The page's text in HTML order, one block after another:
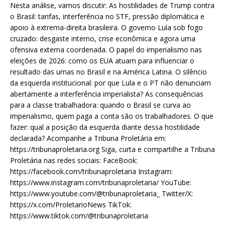
Nesta análise, vamos discutir: As hostilidades de Trump contra
o Brasil: tarifas, interferência no STF, pressão diplomática e
apoio à extrema-direita brasileira. O governo Lula sob fogo
cruzado: desgaste interno, crise econômica e agora uma
ofensiva externa coordenada. O papel do imperialismo nas
eleições de 2026: como os EUA atuam para influenciar o
resultado das urnas no Brasil e na América Latina. O silêncio
da esquerda institucional: por que Lula e o PT não denunciam
abertamente a interferência imperialista? As consequências
para a classe trabalhadora: quando o Brasil se curva ao
imperialismo, quem paga a conta são os trabalhadores. O que
fazer: qual a posição da esquerda diante dessa hostilidade
declarada? Acompanhe a Tribuna Proletária em:
https://tribunaproletaria.org Siga, curta e compartilhe a Tribuna
Proletária nas redes sociais: FaceBook:
https://facebook.com/tribunaproletaria Instagram:
https://www.instagram.com/tribunaproletaria/ YouTube:
https://www.youtube.com/@tribunaproletaria_ Twitter/X:
https://x.com/ProletarioNews TikTok:
https://www.tiktok.com/@tribunaproletaria